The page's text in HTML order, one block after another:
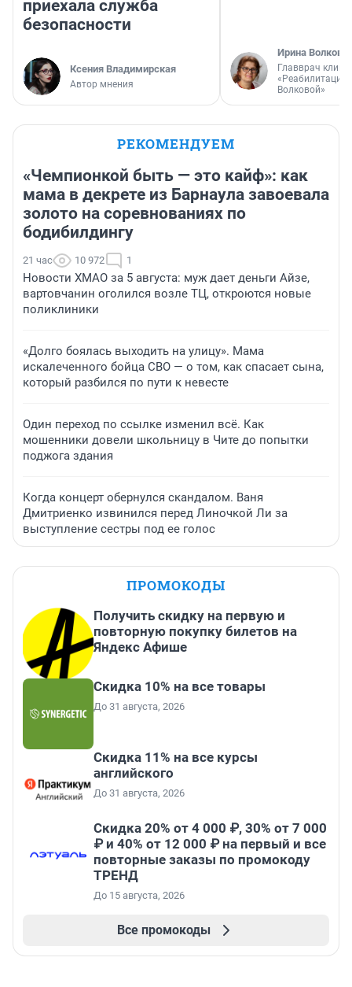
приехала служба
безопасности
Ксения Владимирская
Автор мнения
Ирина Волкова
Главврач
«Реабилитация
Волковой»
РЕКОМЕНДУЕМ
«Чемпионкой быть — это кайф»: как
мама в декрете из Барнаула завоевала
золото на соревнованиях по
бодибилдингу
21 час 10 972 1
Новости ХМАО за 5 августа: муж дает деньги Айзе,
вартовчанин оголился возле ТЦ, откроются новые
поликлиники
«Долго боялась выходить на улицу». Мама
искалеченного бойца СВО — о том, как спасает сына,
который разбился по пути к невесте
Один переход по ссылке изменил всё. Как
мошенники довели школьницу в Чите до попытки
поджога здания
Когда концерт обернулся скандалом. Ваня
Дмитриенко извинился перед Линочкой Ли за
выступление сестры под ее голос
ПРОМОКОДЫ
Получить скидку на первую и
повторную покупку билетов на
Яндекс Афише
Скидка 10% на все товары
До 31 августа, 2026
Скидка 11% на все курсы
английского
До 31 августа, 2026
Скидка 20% от 4 000 ₽, 30% от 7 000
₽ и 40% от 12 000 ₽ на первый и все
повторные заказы по промокоду
ТРЕНД
До 15 августа, 2026
Все промокоды